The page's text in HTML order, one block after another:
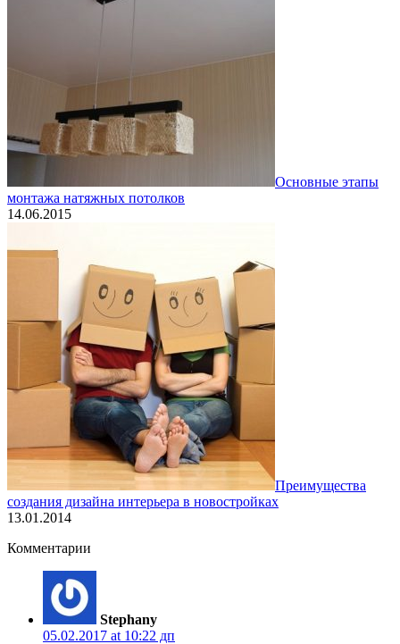
Основные этапы
монтажа натяжных потолков
14.06.2015
Преимущества
создания дизайна интерьера в новостройках
13.01.2014
Комментарии
Stephany
05.02.2017 at 10:22 дп